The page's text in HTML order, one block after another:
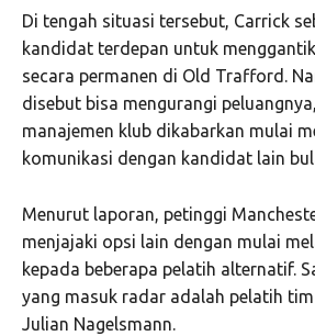
Di tengah situasi tersebut, Carrick
kandidat terdepan untuk
secara permanen di Old Trafford.
disebut bisa mengurangi
manajemen klub dikabarkan mulai
komunikasi dengan kandidat lain
Menurut laporan, petinggi
menjajaki opsi lain dengan mulai
kepada beberapa pelatih alternatif.
yang masuk radar adalah pelatih
Julian Nagelsmann.